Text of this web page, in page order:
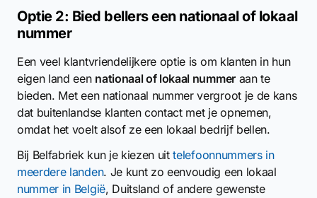
Optie 2: Bied bellers een nationaal of lokaal
nummer
Een veel klantvriendelijkere optie is om klanten in hun
eigen land een nationaal of lokaal nummeraan te
bieden. Met een nationaal nummer vergroot je de kans
dat buitenlandse klanten contact met je opnemen,
omdat het voelt alsof ze een lokaal bedrijf bellen.
Bij Belfabriek kun je kiezen uittelefoonnummers in
meerdere landen. Je kunt zo eenvoudig een lokaal
nummer in België, Duitsland of andere gewenste